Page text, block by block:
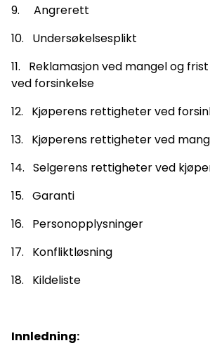
9. Angrerett
10. Undersøkelsesplikt
11. Reklamasjon ved mangel og
ved forsinkelse
12. Kjøperens rettigheter ved
13. Kjøperens rettigheter ved
14. Selgerens rettigheter ved
15. Garanti
16. Personopplysninger
17. Konfliktløsning
18. Kildeliste
Innledning: